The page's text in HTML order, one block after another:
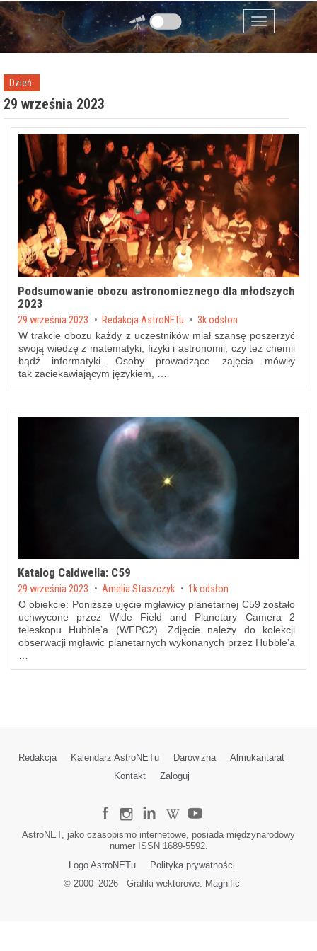
Przejdź do zawartości
Menu
Dzień:
29 września 2023
Podsumowanie obozu astronomicznego dla młodszych
2023
Posted on
29 września 2023 byRedakcja AstroNETu 3k odsłon
W trakcie obozu każdy z uczestników miał szansę poszerzyć
swoją wiedzę z matematyki, fizyki i astronomii, czy też chemii
bądź informatyki. Osoby prowadzące zajęcia mówiły
tak zaciekawiającym językiem, …
Katalog Caldwella: C59
Posted on
29 września 2023 by Amelia Staszczyk 1k odsłon
O obiekcie: Poniższe ujęcie mgławicy planetarnej C59 zostało
uchwycone przez Wide Field and Planetary Camera 2
teleskopu Hubble’a (WFPC2). Zdjęcie należy do kolekcji
obserwacji mgławic planetarnych wykonanych przez Hubble’a
…
Redakcja Kalendarz AstroNETu Darowizna
Almukantarat
Kontakt
Zaloguj
AstroNET, jako czasopismo internetowe, posiada międzynarodowy
numer ISSN 1689-5592.
Logo AstroNETu
Polityka prywatności
© 2000–2026Grafiki wektorowe: Magnific